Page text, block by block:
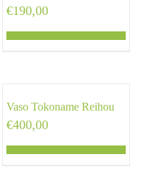
€190,00
Vaso Tokoname Reihou
€400,00